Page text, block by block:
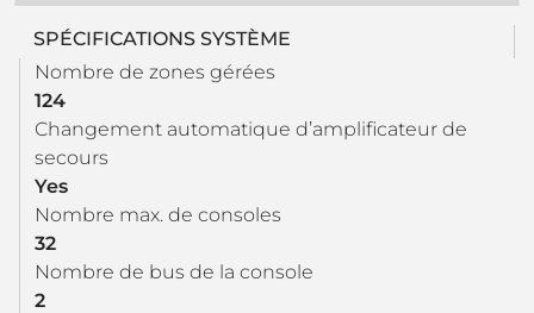
SPÉCIFICATIONS SYSTÈME
Nombre de zones gérées
124
Changement automatique d’amplificateur de
secours
Yes
Nombre max. de consoles
32
Nombre de bus de la console
2